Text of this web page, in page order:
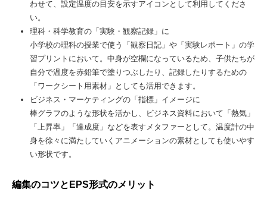
わせて、設定温度の目安を示すアイコンとして利用してくださ
い。
理科・科学教育の「実験・観察記録」に
小学校の理科の授業で使う「観察日記」や「実験レポート」の学
習プリントにおいて。中身が空欄になっているため、子供たちが
自分で温度を赤鉛筆で塗りつぶしたり、記録したりするための
「ワークシート用素材」としても活用できます。
ビジネス・マーケティングの「指標」イメージに
棒グラフのような形状を活かし、ビジネス資料において「熱気」
「上昇率」「達成度」などを表すメタファーとして。温度計の中
身を徐々に満たしていくアニメーションの素材としても使いやす
い形状です。
編集のコツとEPS形式のメリット